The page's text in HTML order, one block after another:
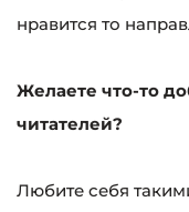
нравится то
Желаете что-то
читателей?
Любите себя